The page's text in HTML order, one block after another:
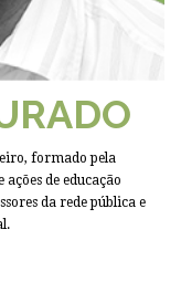
formado pela
ações de educação
da rede pública e